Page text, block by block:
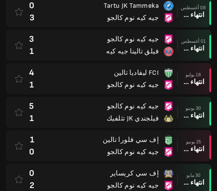
08 أغسطس
انتهاء وقت المباراة
Tartu JK Tammeka
جيه كيه نوم كالجو
0
3
01 أغسطس
انتهاء وقت المباراة
جيه كيه نوم كالجو
فيلق تالينا جيه كيه
3
1
18 يوليو
انتهاء وقت المباراة
FCI ليفاديا تالين
جيه كيه نوم كالجو
4
1
30 يونيو
انتهاء وقت المباراة
جيه كيه نوم كالجو
فيلجندي JK تثلفيك
5
1
25 يونيو
انتهاء وقت المباراة
إف سي فلورا تالين
جيه كيه نوم كالجو
1
0
30 مايو
انتهاء وقت المباراة
إف سي كريساير
جيه كيه نوم كالجو
0
2